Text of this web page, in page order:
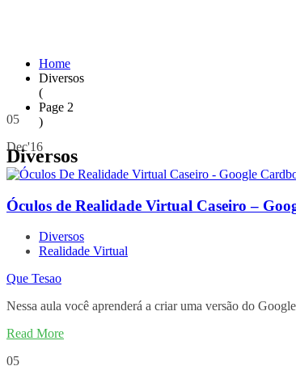
Home
Diversos
(
Page 2
)
Diversos
05
Dec'16
Óculos de Realidade Virtual Caseiro –
Diversos
Realidade Virtual
Que Tesao
Nessa aula você aprenderá a criar uma versão do
Read More
05